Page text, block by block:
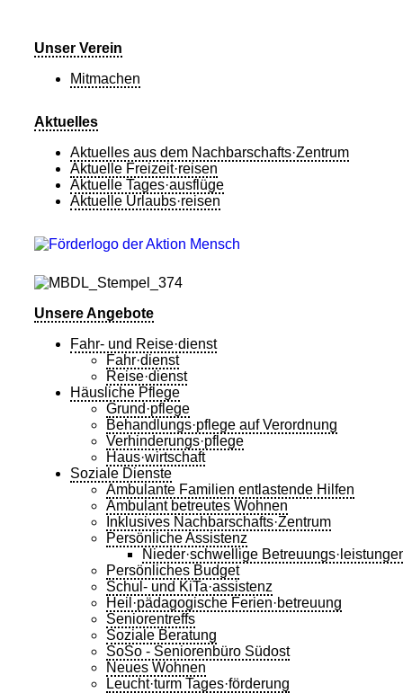
Unser Verein
Mitmachen
Aktuelles
Aktuelles aus dem Nachbarschafts·Zentrum
Aktuelle Freizeit·reisen
Aktuelle Tages·ausflüge
Aktuelle Urlaubs·reisen
Unsere Angebote
Fahr- und Reise·dienst
Fahr·dienst
Reise·dienst
Häusliche Pflege
Grund·pflege
Behandlungs·pflege auf Verordnung
Verhinderungs·pflege
Haus·wirtschaft
Soziale Dienste
Ambulante Familien entlastende Hilfen
Ambulant betreutes Wohnen
Inklusives Nachbarschafts·Zentrum
Persönliche Assistenz
Nieder·schwellige
Persönliches Budget
Schul- und KiTa·assistenz
Heil·pädagogische Ferien·betreuung
Seniorentreffs
Soziale Beratung
SoSo - Seniorenbüro Südost
Neues Wohnen
Leucht·turm Tages·förderung